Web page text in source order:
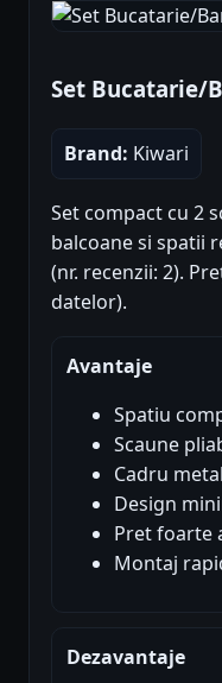
Set Bucatarie/
Brand: Kiwari
Set compact cu 2
balcoane si spatii
(nr. recenzii: 2).
datelor).
Avantaje
Spatiu
Scaune
Cadru
Design
Pret foarte
Montaj
Dezavantaje